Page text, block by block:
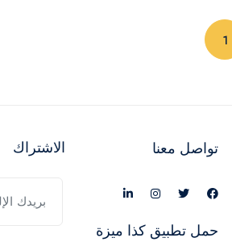
1
تواصل معنا
حمل تطبيق كذا ميزة
الاشتراك